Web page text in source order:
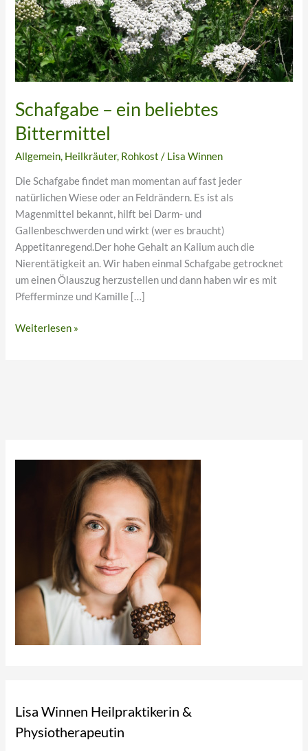
Schafgabe – ein beliebtes
Bittermittel
Allgemein, Heilkräuter, Rohkost / Lisa Winnen
Die Schafgabe findet man momentan auf fast jeder
natürlichen Wiese oder an Feldrändern. Es ist als
Magenmittel bekannt, hilft bei Darm- und
Gallenbeschwerden und wirkt (wer es braucht)
Appetitanregend.Der hohe Gehalt an Kalium auch die
Nierentätigkeit an. Wir haben einmal Schafgabe getrocknet
um einen Ölauszug herzustellen und dann haben wir es mit
Pfefferminze und Kamille […]
Weiterlesen »
Lisa Winnen Heilpraktikerin &
Physiotherapeutin